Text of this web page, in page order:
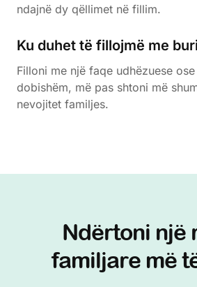
ndajnë dy qëllimet në fillim.
Ku duhet të fillojmë me
Filloni me një faqe udhëzuese
dobishëm, më pas shtoni më
nevojitet familjes.
Ndërtoni një
familjare më